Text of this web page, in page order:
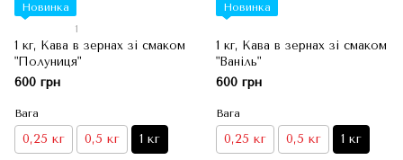
Новинка
1
1 кг, Кава в зернах зі смаком
"Полуниця"
600 грн
Вага
0,25 кг 0,5 кг 1 кг
Новинка
1 кг, Кава в зернах зі смаком
"Ваніль"
600 грн
Вага
0,25 кг 0,5 кг 1 кг